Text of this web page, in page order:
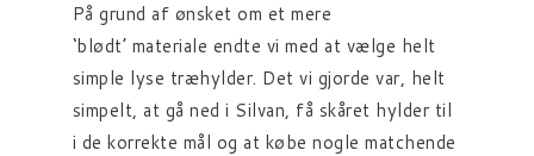
På grund af ønsket om et mere
‘blødt’ materiale endte vi med at vælge helt
simple lyse træhylder. Det vi gjorde var, helt
simpelt, at gå ned i Silvan, få skåret hylder til
i de korrekte mål og at købe nogle matchende